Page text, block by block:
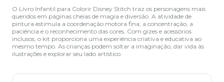
O Livro Infantil para Colorir Disney Stitch traz os personagens mais
queridos em páginas cheias de magia e diversão. A atividade de
pintura estimula a coordenação motora fina, a concentração, a
paciência e o reconhecimento das cores. Com gizes e acessórios
inclusos, o kit proporciona uma experiência criativa e educativa ao
mesmo tempo. As crianças podem soltar a imaginação, dar vida às
ilustrações e explorar seu lado artístico.